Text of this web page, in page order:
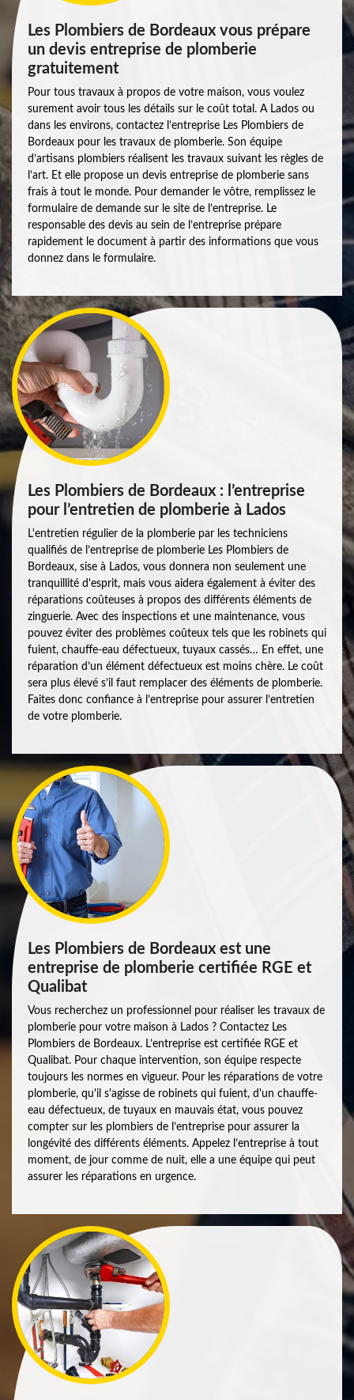
Les Plombiers de Bordeaux vous prépare
un devis entreprise de plomberie
gratuitement
Pour tous travaux à propos de votre maison, vous voulez
surement avoir tous les détails sur le coût total. A Lados ou
dans les environs, contactez l’entreprise Les Plombiers de
Bordeaux pour les travaux de plomberie. Son équipe
d’artisans plombiers réalisent les travaux suivant les règles de
l’art. Et elle propose un devis entreprise de plomberie sans
frais à tout le monde. Pour demander le vôtre, remplissez le
formulaire de demande sur le site de l’entreprise. Le
responsable des devis au sein de l’entreprise prépare
rapidement le document à partir des informations que vous
donnez dans le formulaire.
Les Plombiers de Bordeaux : l’entreprise
pour l’entretien de plomberie à Lados
L'entretien régulier de la plomberie par les techniciens
qualifiés de l’entreprise de plomberie Les Plombiers de
Bordeaux, sise à Lados, vous donnera non seulement une
tranquillité d'esprit, mais vous aidera également à éviter des
réparations coûteuses à propos des différents éléments de
zinguerie. Avec des inspections et une maintenance, vous
pouvez éviter des problèmes coûteux tels que les robinets qui
fuient, chauffe-eau défectueux, tuyaux cassés… En effet, une
réparation d’un élément défectueux est moins chère. Le coût
sera plus élevé s’il faut remplacer des éléments de plomberie.
Faites donc confiance à l’entreprise pour assurer l’entretien
de votre plomberie.
Les Plombiers de Bordeaux est une
entreprise de plomberie certifiée RGE et
Qualibat
Vous recherchez un professionnel pour réaliser les travaux de
plomberie pour votre maison à Lados ? Contactez Les
Plombiers de Bordeaux. L’entreprise est certifiée RGE et
Qualibat. Pour chaque intervention, son équipe respecte
toujours les normes en vigueur. Pour les réparations de votre
plomberie, qu'il s'agisse de robinets qui fuient, d'un chauffe-
eau défectueux, de tuyaux en mauvais état, vous pouvez
compter sur les plombiers de l’entreprise pour assurer la
longévité des différents éléments. Appelez l’entreprise à tout
moment, de jour comme de nuit, elle a une équipe qui peut
assurer les réparations en urgence.